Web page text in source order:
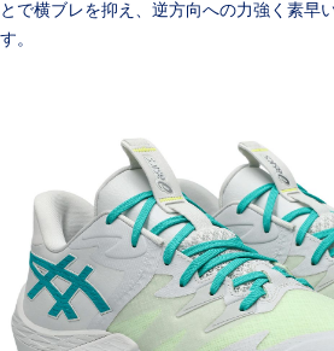
とで横ブレを抑え、逆方向への力強く素早
す。